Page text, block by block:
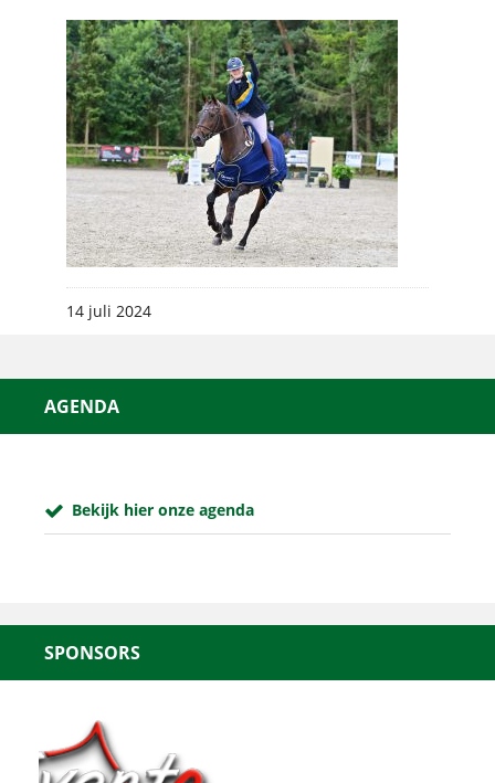
14 juli 2024
AGENDA
Bekijk hier onze agenda
SPONSORS